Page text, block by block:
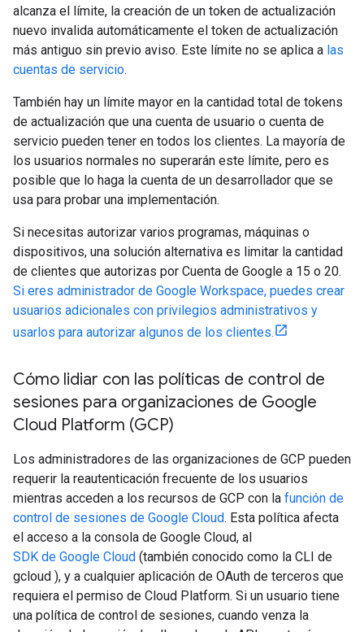
alcanza el límite, la creación de un token de actualización
nuevo invalida automáticamente el token de actualización
más antiguo sin previo aviso. Este límite no se aplica a las
cuentas de servicio.
También hay un límite mayor en la cantidad total de tokens
de actualización que una cuenta de usuario o cuenta de
servicio pueden tener en todos los clientes. La mayoría de
los usuarios normales no superarán este límite, pero es
posible que lo haga la cuenta de un desarrollador que se
usa para probar una implementación.
Si necesitas autorizar varios programas, máquinas o
dispositivos, una solución alternativa es limitar la cantidad
de clientes que autorizas por Cuenta de Google a 15 o 20.
Si eres administrador de Google Workspace, puedes crear
usuarios adicionales con privilegios administrativos y
usarlos para autorizar algunos de los clientes.
Cómo lidiar con las políticas de control de
sesiones para organizaciones de Google
Cloud Platform (GCP)
Los administradores de las organizaciones de GCP pueden
requerir la reautenticación frecuente de los usuarios
mientras acceden a los recursos de GCP con la función de
control de sesiones de Google Cloud. Esta política afecta
el acceso a la consola de Google Cloud, al
SDK de Google Cloud (también conocido como la CLI de
gcloud ), y a cualquier aplicación de OAuth de terceros que
requiera el permiso de Cloud Platform. Si un usuario tiene
una política de control de sesiones, cuando venza la